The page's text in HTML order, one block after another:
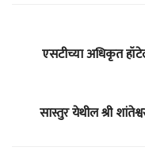
एसटीच्या अधिकृत
सास्तुर येथील श्री